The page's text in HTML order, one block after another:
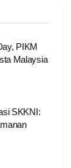
PIKM
Malaysia
SKKNI: